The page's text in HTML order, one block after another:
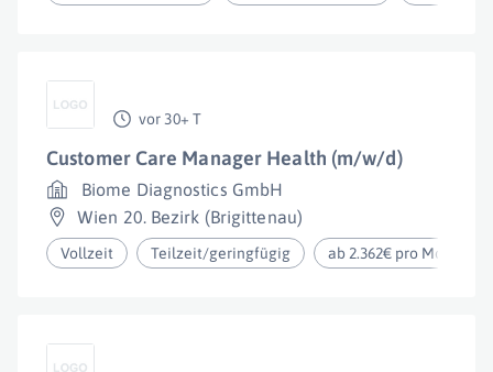
vor 30+ T
Customer Care Manager Health (m/w/d)
Biome Diagnostics GmbH
Wien 20. Bezirk (Brigittenau)
Vollzeit Teilzeit/geringfügig ab 2.362€ pro Monat